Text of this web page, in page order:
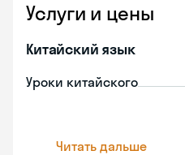
Услуги и цены
Китайский язык
Уроки китайского
Читать дальше